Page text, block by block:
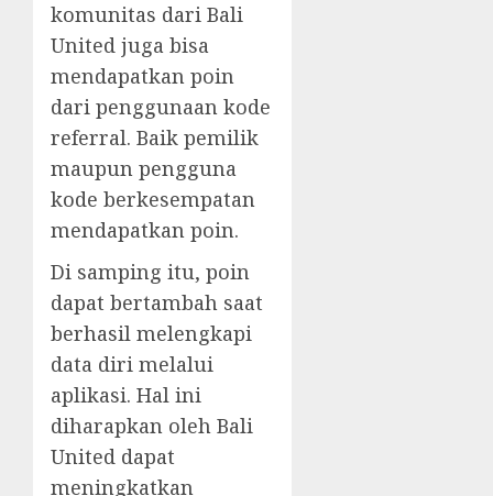
komunitas dari Bali
United juga bisa
mendapatkan poin
dari penggunaan kode
referral. Baik pemilik
maupun pengguna
kode berkesempatan
mendapatkan poin.
Di samping itu, poin
dapat bertambah saat
berhasil melengkapi
data diri melalui
aplikasi. Hal ini
diharapkan oleh Bali
United dapat
meningkatkan